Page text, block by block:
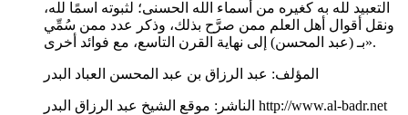
التعبيد لله به كغيره من أسماء الله الحسنى؛ لثبوته اسمًا لله،
ونقل أقوال أهل العلم ممن صرَّح بذلك، وذكر عدد ممن سُمِّي
بـ (عبد المحسن) إلى نهاية القرن التاسع، مع فوائد أخرى».
المؤلف: عبد الرزاق بن عبد المحسن العباد البدر
الناشر: موقع الشيخ عبد الرزاق البدر http://www.al-badr.net